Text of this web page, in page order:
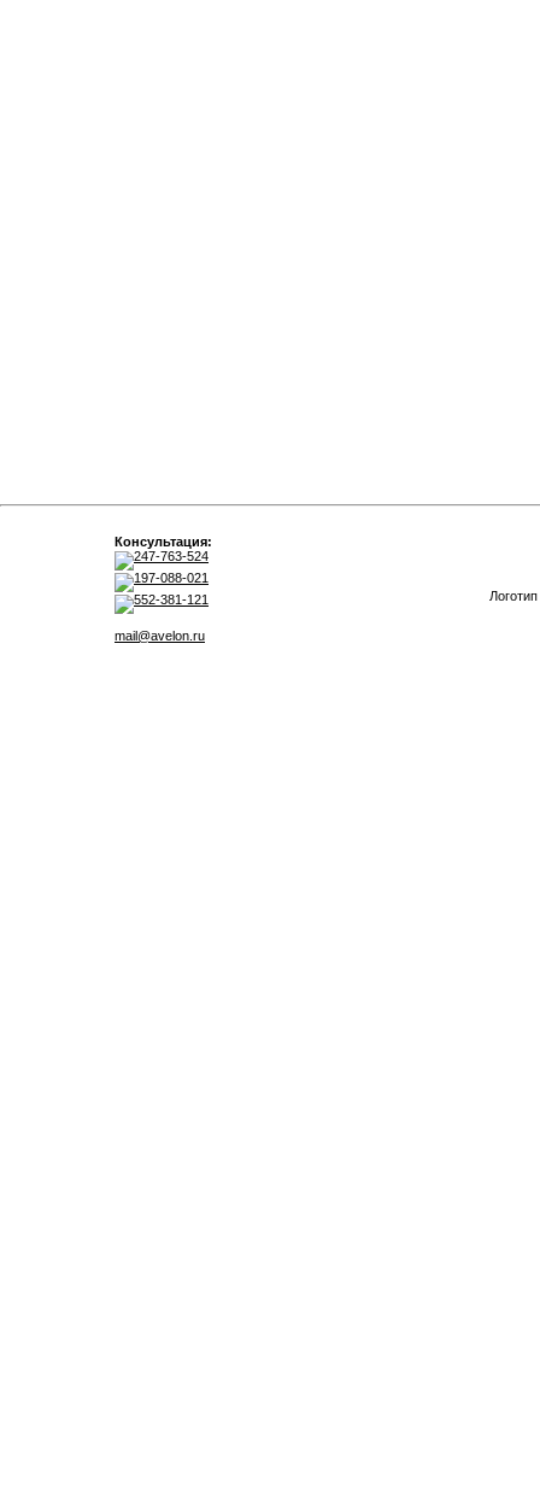
Консультация:
247-763-524
197-088-021
552-381-121
mail@avelon.ru